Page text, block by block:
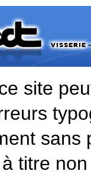
site
titre